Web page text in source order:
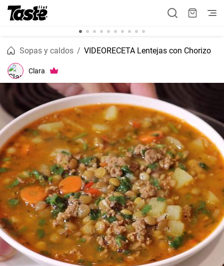
Sopas y caldos VIDEORECETA Lentejas con Chorizo
Clara